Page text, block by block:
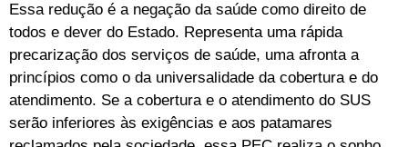
Essa redução é a negação da saúde como direito de
todos e dever do Estado. Representa uma rápida
precarização dos serviços de saúde, uma afronta a
princípios como o da universalidade da cobertura e do
atendimento. Se a cobertura e o atendimento do SUS
serão inferiores às exigências e aos patamares